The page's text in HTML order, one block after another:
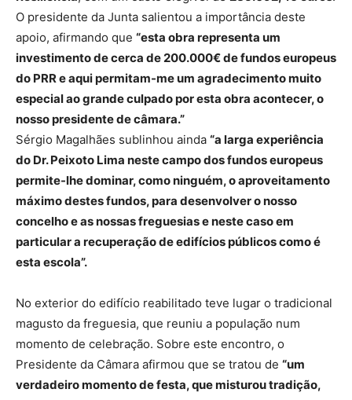
O presidente da Junta salientou a importância deste
apoio, afirmando que “esta obra representa um
investimento de cerca de 200.000€ de fundos europeus
do PRR e aqui permitam-me um agradecimento muito
especial ao grande culpado por esta obra acontecer, o
nosso presidente de câmara.”
Sérgio Magalhães sublinhou ainda “a larga experiência
do Dr. Peixoto Lima neste campo dos fundos europeus
permite-lhe dominar, como ninguém, o aproveitamento
máximo destes fundos, para desenvolver o nosso
concelho e as nossas freguesias e neste caso em
particular a recuperação de edifícios públicos como é
esta escola”.
No exterior do edifício reabilitado teve lugar o tradicional
magusto da freguesia, que reuniu a população num
momento de celebração. Sobre este encontro, o
Presidente da Câmara afirmou que se tratou de “um
verdadeiro momento de festa, que misturou tradição,